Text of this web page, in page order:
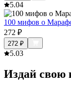
5.04
100 мифов о
272 ₽
272 ₽
5.03
Издай свою